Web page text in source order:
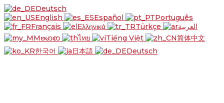
Deutsch
English
Español
Português
Français
Ελληνικά Türkçe
العربية
ဗမာစာ
ไทย Tiếng Việt
简体中文
한국어
日本語 Deutsch